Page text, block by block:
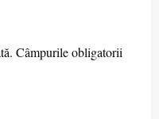
Câmpurile obligatorii